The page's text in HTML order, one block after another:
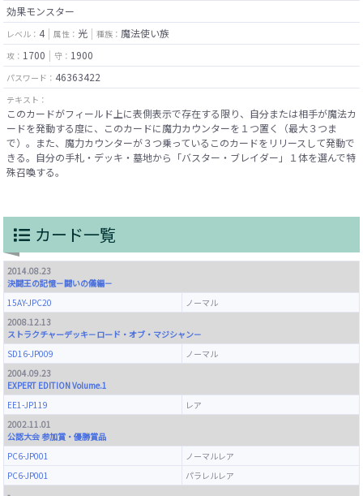
効果モンスター
レベル： 4 属性： 光 種族： 魔法使い族
攻： 1700 守： 1900
パスワード： 46363422
テキスト：
このカードがフィールド上に表側表示で存在する限り、自分または相手が魔法カ
ードを発動する度に、このカードに魔力カウンターを１つ置く（最大３つま
で）。また、魔力カウンターが３つ乗っているこのカードをリリースして発動で
きる。自分の手札・デッキ・墓地から「バスター・ブレイダー」１体を選んで特
殊召喚する。
カード一覧
2014.08.23
決闘王の記憶－闘いの儀編－
15AY-JPC20
ノーマル
2008.12.13
ストラクチャーデッキ－ロード・オブ・マジシャン－
SD16-JP009
ノーマル
2004.09.23
EXPERT EDITION Volume.1
EE1-JP119
レア
2002.11.01
公認大会 参加賞・優勝賞品
PC6-JP001
ノーマルレア
PC6-JP001
パラレルレア